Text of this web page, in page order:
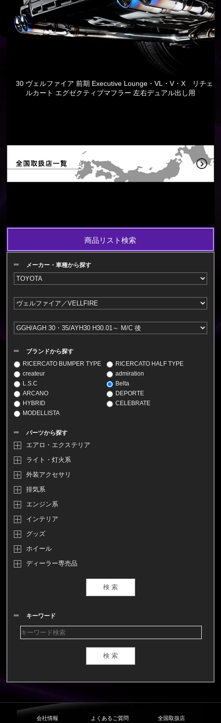
30 ヴェルファイア 前期 Executive Lounge・VL・V・X リチェ
ルカート エグゼクティブマフラー 左右デュアル出し用
商品リスト検索
メーカー・車種から探す
ブランドから探す
RICERCATO BUMPER TYPE
RICERCATO HALF TYPE
createur
admiration
L.S.C
Belta
ARCANO
DEPORTE
HYBRID
CELEBRATE
MODELLISTA
パーツから探す
エアロ・エクステリア
ライト・灯火系
外装アクセサリ
排気系
エンジン系
インテリア
グッズ
ホイール
ディーラー専売品
キーワード
会社情報 よくあるご質問 全国取扱店